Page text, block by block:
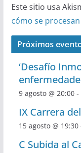
Este sitio usa
cómo se
Próximos
‘Desafío
9 agosto @ 20:00-
IX Carrera
15 agosto @ 19:30
C Subida al